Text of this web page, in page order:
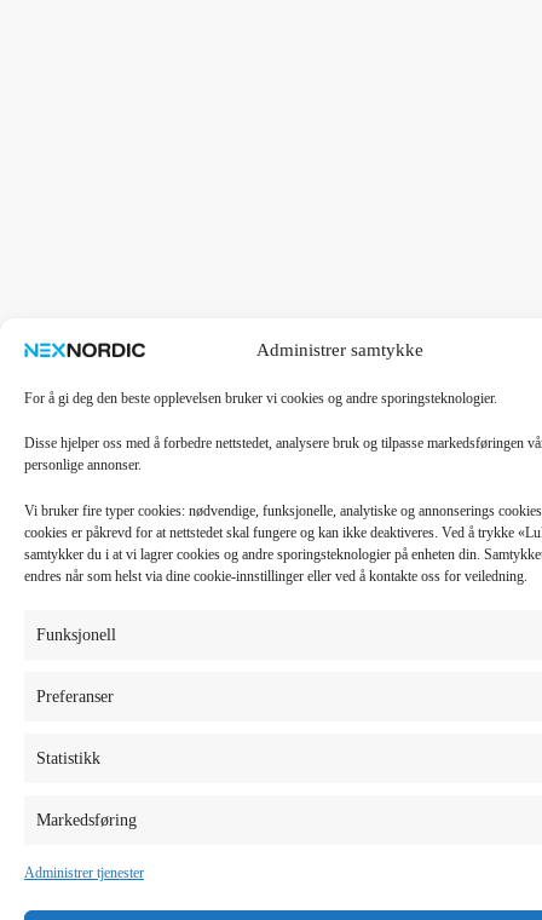
Administrer samtykke
For å gi deg den beste opplevelsen bruker vi cookies og andre sporingsteknologier.
Disse hjelper oss med å forbedre nettstedet, analysere bruk og tilpasse markedsføringen
personlige annonser.
Vi bruker fire typer cookies: nødvendige, funksjonelle, analytiske og annonserings
cookies er påkrevd for at nettstedet skal fungere og kan ikke deaktiveres. Ved å trykke
samtykker du i at vi lagrer cookies og andre sporingsteknologier på enheten din.
endres når som helst via dine cookie-innstillinger eller ved å kontakte oss for veiledning.
Funksjonell
Preferanser
Statistikk
Markedsføring
Administrer tjenester